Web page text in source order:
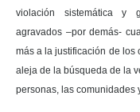
violación sistemática y
agravados –por demás-
más a la justificación de los
aleja de la búsqueda de la
personas, las comunidades